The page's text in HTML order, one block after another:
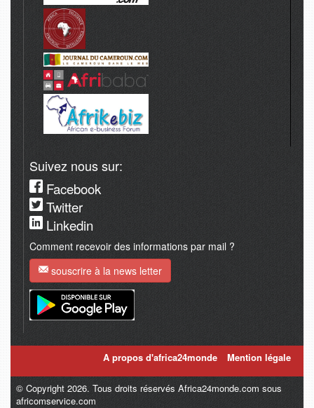
Suivez nous sur:
Facebook
Twitter
Linkedin
Comment recevoir des informations par mail ?
souscrire à la news letter
A propos d'africa24monde Mention légale
© Copyright 2026. Tous droits réservés Africa24monde.com sous
africomservice.com